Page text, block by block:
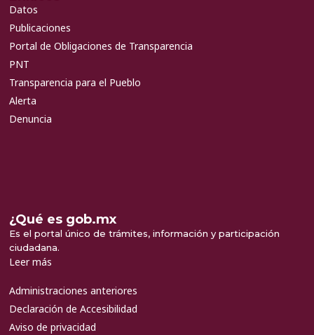
Datos
Publicaciones
Portal de Obligaciones de Transparencia
PNT
Transparencia para el Pueblo
Alerta
Denuncia
¿Qué es gob.mx
Es el portal único de trámites, información y participación
ciudadana.
Leer más
Administraciones anteriores
Declaración de Accesibilidad
Aviso de privacidad